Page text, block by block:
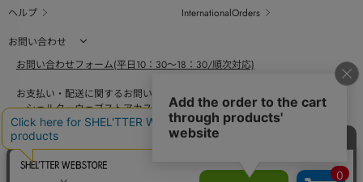
ヘルプ
InternationalOrders
お問い合わせ
お問い合わせフォーム(平日10：30～18：30/順次対応)
お支払い・配送に関するお問い合わせ（平日10：30～18：00）
シェルターウェブストアカスタマーセンター
0800-123-6820
商品の素材、サイズ、仕様等に関するお問い合せ（平日10：30～18：00）
バロックジャパンリミテッドコールセンター
03-6730-9191